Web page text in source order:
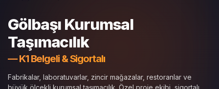
Gölbaşı Kurumsal
Taşımacılık
— K1 Belgeli & Sigortalı
Fabrikalar, laboratuvarlar, zincir mağazalar, restoranlar ve
büyük ölçekli kurumsal taşımacılık. Özel proje ekibi, sigortalı